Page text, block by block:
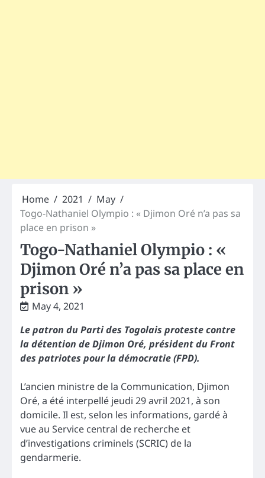
Home 2021
May
Togo-Nathaniel Olympio : « Djimon Oré n’a pas sa
place en prison »
Togo-Nathaniel Olympio : «
Djimon Oré n’a pas sa place en
prison »
May 4, 2021
Le patron du Parti des Togolais proteste contre
la détention de Djimon Oré, président du Front
des patriotes pour la démocratie (FPD).
L’ancien ministre de la Communication, Djimon
Oré, a été interpellé jeudi 29 avril 2021, à son
domicile. Il est, selon les informations, gardé à
vue au Service central de recherche et
d’investigations criminels (SCRIC) de la
gendarmerie.